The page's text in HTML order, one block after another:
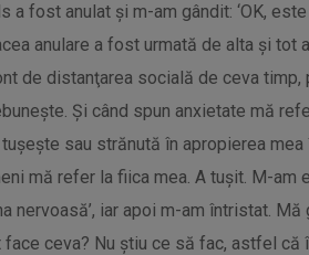
a fost anulat şi m-am gândit: ‘OK,
anulare a fost urmată de alta şi
de distanţarea socială de ceva
Şi când spun anxietate mă
sau strănută în apropierea
mă refer la fiica mea. A tuşit. M-am
nervoasă’, iar apoi m-am întristat.
face ceva? Nu ştiu ce să fac, astfel